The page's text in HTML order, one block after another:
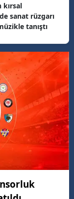
kırsal
sanat rüzgarı
tanıştı